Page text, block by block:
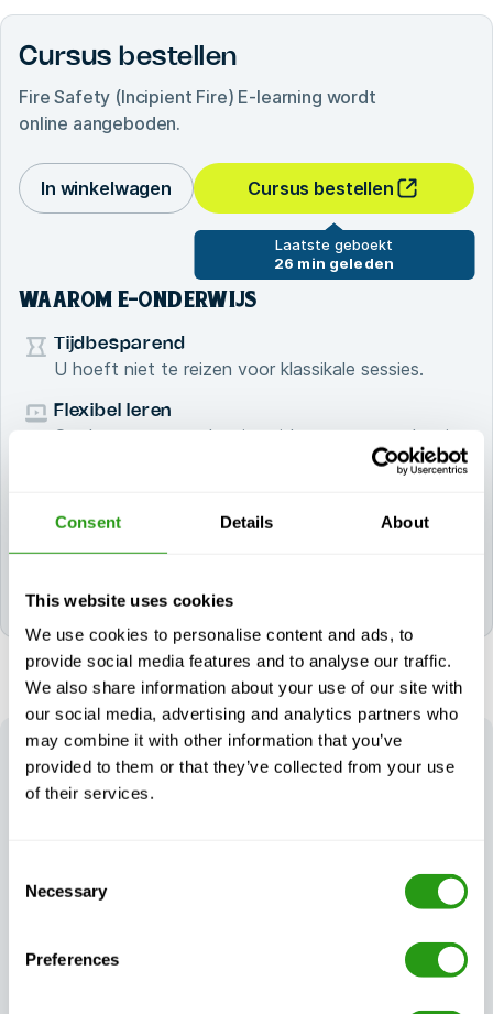
Consent Details About
This website uses cookies
We use cookies to personalise content and ads, to
provide social media features and to analyse our traffic.
We also share information about your use of our site with
our social media, advertising and analytics partners who
may combine it with other information that you’ve
provided to them or that they’ve collected from your use
of their services.
Selection
Necessary
Preferences
Cursus bestellen
Fire Safety (Incipient Fire) E-learning wordt
online aangeboden.
In winkelwagen Cursus bestellen
Laatste geboekt
26 min geleden
WAAROM E-ONDERWIJS
Tijdbesparend
U hoeft niet te reizen voor klassikale sessies.
Flexibel leren
Studeren wanneer het jou uitkomt wanneer het jou
uitkomt, met 24/7 toegang tot materialen.
Bespaar op reis en accommodatie uitgaven.
Overal beschikbaar met een internet verbinding.
HET VOORDEEL VAN FMTC
Onze aanpak garandeert veiligheidstrainingen die niet